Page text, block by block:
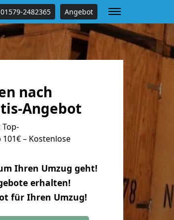
01579-2482365 Angebot
nach
Angebot
– Kostenlose
Ihren Umzug geht!
erhalten!
für Ihren Umzug!